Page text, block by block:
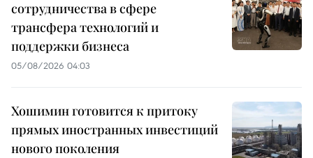
сотрудничества в сфере
трансфера технологий и
поддержки бизнеса
05/08/2026 04:03
Хошимин готовится к притоку
прямых иностранных инвестиций
нового поколения